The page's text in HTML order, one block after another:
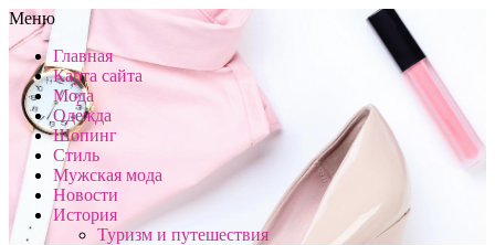
Меню
Главная
Карта сайта
Мода
Одежда
Шопинг
Стиль
Мужская мода
Новости
История
Туризм и путешествия